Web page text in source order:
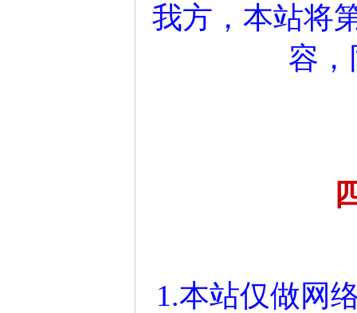
我方，本站将
容
1.本站仅做网